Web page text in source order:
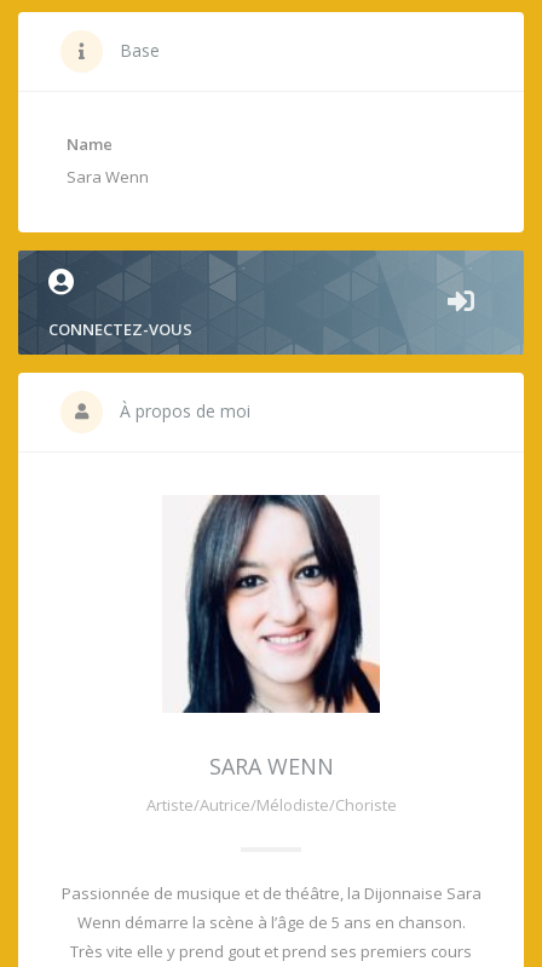
Base
Name
Sara Wenn
CONNECTEZ-VOUS
À propos de moi
SARA WENN
Artiste/Autrice/Mélodiste/Choriste
Passionnée de musique et de théâtre, la Dijonnaise Sara
Wenn démarre la scène à l’âge de 5 ans en chanson.
Très vite elle y prend gout et prend ses premiers cours